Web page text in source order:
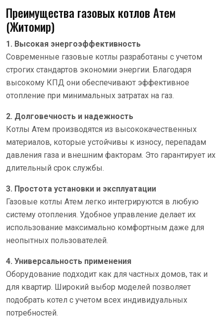
Преимущества газовых котлов Атем
(Житомир)
1. Высокая энергоэффективность
Современные газовые котлы разработаны с учетом
строгих стандартов экономии энергии. Благодаря
высокому КПД они обеспечивают эффективное
отопление при минимальных затратах на газ.
2. Долговечность и надежность
Котлы Атем производятся из высококачественных
материалов, которые устойчивы к износу, перепадам
давления газа и внешним факторам. Это гарантирует их
длительный срок службы.
3. Простота установки и эксплуатации
Газовые котлы Атем легко интегрируются в любую
систему отопления. Удобное управление делает их
использование максимально комфортным даже для
неопытных пользователей.
4. Универсальность применения
Оборудование подходит как для частных домов, так и
для квартир. Широкий выбор моделей позволяет
подобрать котел с учетом всех индивидуальных
потребностей.